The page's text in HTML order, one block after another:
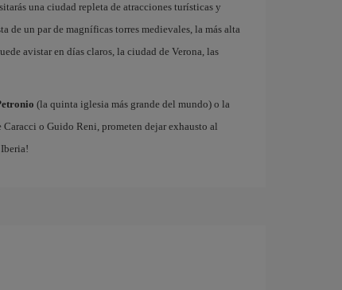
una ciudad repleta de atracciones turísticas y
de un par de magníficas torres medievales, la más alta
avistar en días claros, la ciudad de Verona, las
(la quinta iglesia más grande del mundo) o la
o Guido Reni, prometen dejar exhausto al